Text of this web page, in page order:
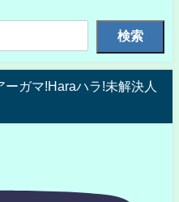
検索
ガマ!Haraハラ!未解決人